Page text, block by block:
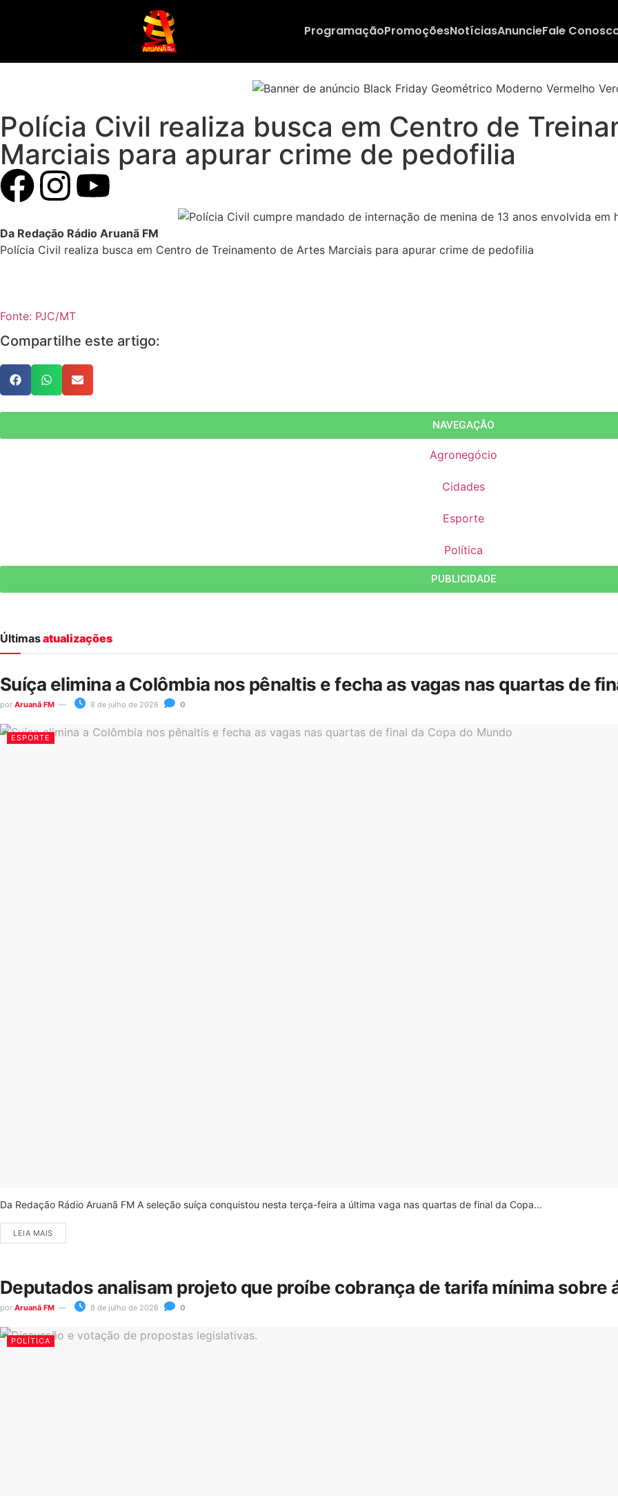
ProgramaçãoPromoçõesNotíciasAnuncieFale
Polícia Civil realiza busca em Centro de
Marciais para apurar crime de pedofilia
Da Redação Rádio Aruanã FM
Polícia Civil realiza busca em Centro de Treinamento de Artes Marciais para apurar crime de pedofilia
Fonte: PJC/MT
Compartilhe este artigo:
NAVEGAÇÃO
Agronegócio
Cidades
Esporte
Política
PUBLICIDADE
Últimasatualizações
Suíça elimina a Colômbia nos pênaltis e fecha as vagas nas quartas de
por Aruanã FM 8 de julho de 2026 0
ESPORTE
Da Redação Rádio Aruanã FM A seleção suíça conquistou nesta terça-feira a última vaga nas quartas de final da Copa...
LEIA MAIS
Deputados analisam projeto que proíbe cobrança de tarifa mínima sobre
por Aruanã FM 8 de julho de 2026 0
POLÍTICA